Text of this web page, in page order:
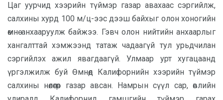
Цаг уурчид хээрийн түймэр газар авахаас сэргийлж,
салхины хурд 100 м/ц-ээс дээш байхыг олон хоногийн
өмнө анхааруулж байжээ. Гэвч олон нийтийн анхаарлыг
хангалттай хэмжээнд татаж чадаагүй тул урьдчилан
сэргийлэх ажил явагдаагүй. Улмаар урт хугацаанд
үргэлжилж буй Өмнөд Калифорнийн хээрийн түймэр
салхины нөлөөгөөр газар авсан. Намрын сүүл сар, өвлийн